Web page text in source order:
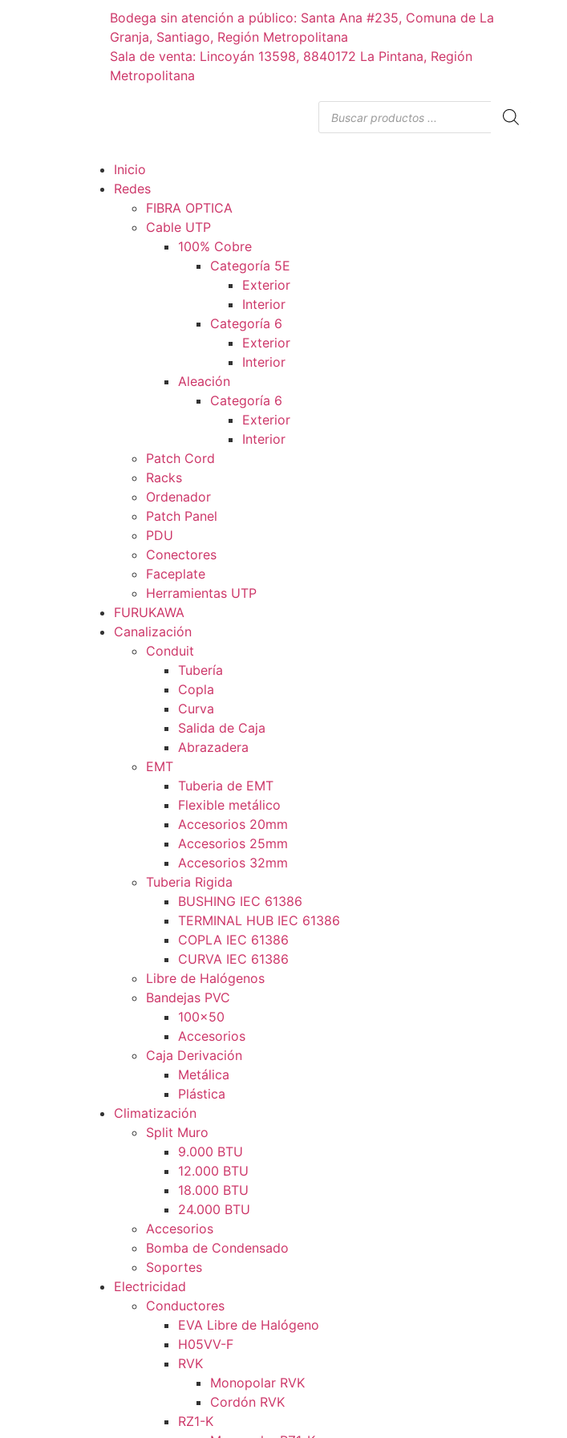
Bodega sin atención a público: Santa Ana #235, Comuna de La
Granja, Santiago, Región Metropolitana
Sala de venta: Lincoyán 13598, 8840172 La Pintana, Región
Metropolitana
Inicio
Redes
FIBRA OPTICA
Cable UTP
100% Cobre
Categoría 5E
Exterior
Interior
Categoría 6
Exterior
Interior
Aleación
Categoría 6
Exterior
Interior
Patch Cord
Racks
Ordenador
Patch Panel
PDU
Conectores
Faceplate
Herramientas UTP
FURUKAWA
Canalización
Conduit
Tubería
Copla
Curva
Salida de Caja
Abrazadera
EMT
Tuberia de EMT
Flexible metálico
Accesorios 20mm
Accesorios 25mm
Accesorios 32mm
Tuberia Rigida
BUSHING IEC 61386
TERMINAL HUB IEC 61386
COPLA IEC 61386
CURVA IEC 61386
Libre de Halógenos
Bandejas PVC
100×50
Accesorios
Caja Derivación
Metálica
Plástica
Climatización
Split Muro
9.000 BTU
12.000 BTU
18.000 BTU
24.000 BTU
Accesorios
Bomba de Condensado
Soportes
Electricidad
Conductores
EVA Libre de Halógeno
H05VV-F
RVK
Monopolar RVK
Cordón RVK
RZ1-K